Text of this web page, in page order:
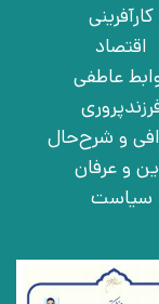
کارآفرینی
اقتصاد
عاطفی
و شرح‌حال
و عرفان
سیاست